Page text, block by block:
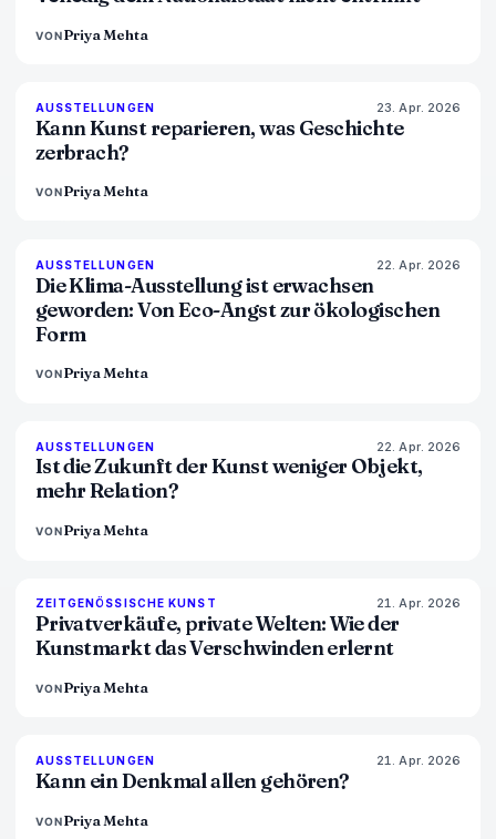
VONPriya Mehta
79% 56
AUSSTELLUNGEN 23. Apr. 2026
Kann Kunst reparieren, was Geschichte
zerbrach?
VONPriya Mehta
74% 44
AUSSTELLUNGEN 22. Apr. 2026
Die Klima-Ausstellung ist erwachsen
geworden: Von Eco-Angst zur ökologischen
Form
VONPriya Mehta
80% 117
AUSSTELLUNGEN 22. Apr. 2026
Ist die Zukunft der Kunst weniger Objekt,
mehr Relation?
VONPriya Mehta
72% 52
ZEITGENÖSSISCHE KUNST 21. Apr. 2026
Privatverkäufe, private Welten: Wie der
Kunstmarkt das Verschwinden erlernt
VONPriya Mehta
77% 45
AUSSTELLUNGEN 21. Apr. 2026
Kann ein Denkmal allen gehören?
VONPriya Mehta